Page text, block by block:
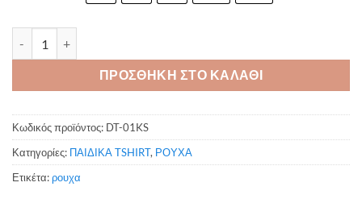
ΠΡΟΣΘΗΚΗ ΣΤΟ ΚΑΛΑΘΙ
Κωδικός προϊόντος: DT-01KS
Κατηγορίες: ΠΑΙΔΙΚΑ TSHIRT, ΡΟΥΧΑ
Ετικέτα:ρουχα